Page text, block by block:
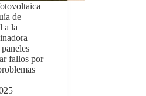
de
a la
fallos por